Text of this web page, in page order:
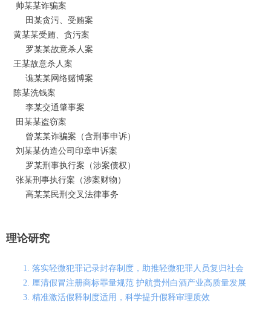
帅某某诈骗案
田某贪污、受贿案
黄某某受贿、贪污案
罗某某故意杀人案
王某故意杀人案
谯某某网络赌博案
陈某洗钱案
李某交通肇事案
田某某盗窃案
曾某某诈骗案（含刑事申诉）
刘某某伪造公司印章申诉案
罗某刑事执行案（涉案债权）
张某刑事执行案（涉案财物）
高某某民刑交叉法律事务
理论研究
1. 落实轻微犯罪记录封存制度，助推轻微犯罪人员复归社会
2. 厘清假冒注册商标罪量规范 护航贵州白酒产业高质量发展
3. 精准激活假释制度适用，科学提升假释审理质效